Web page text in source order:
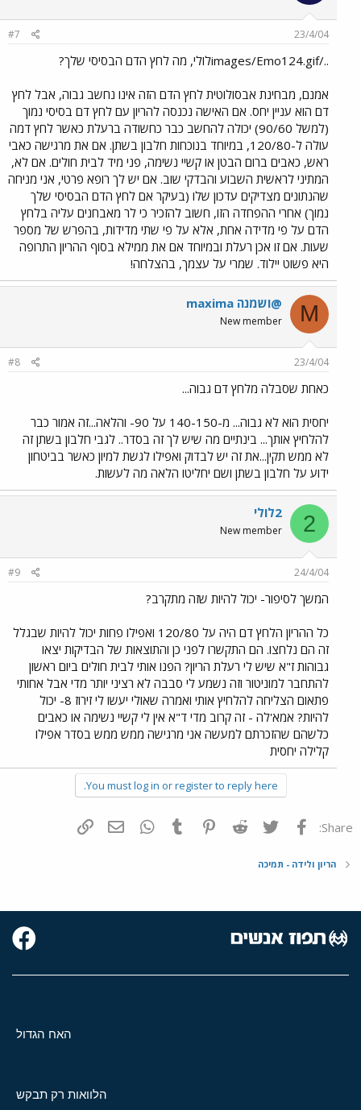
23/4/04
#7
../images/Emo124.gifלולי, מה לחץ הדם הבסיסי שלך?
אמנם, מבחינת אבסולוטית לחץ הדם הזה אינו נחשב גבוה, אבל לחץ
דם הוא עניין יחס. אם האישה נכנסה להריון עם לחץ דם בסיסי נמוך
(למשל 90/60) יכולה להחשב כבר כחשודה ברעלת כאשר לחץ דמה
עולה ל-120/80, במיוחד בנוכחות חלבון בשתן. אם את מרגישה כאבי
ראש, כאבים ברום הבטן או קשיי נשימה, פני מיד לבית חולים. אם לא,
המתיני לראשית השבוע והבדקי שוב. אם יש לך רופא פרטי, אני מניחה
שהנתונים מצדיקים עדכון שלו (בעיקר אם לחץ הדם הבסיסי שלך
נמוך) אחרי ההפחדה הזו, חשוב להזכיר כי לר מאבחנים עליה בלחץ
הדם על פי מדידה אחת, אלא על פי שתי מדידות, בהפרש של מספר
שעות. אם זו אכן רעלת ובמיוחד אם את ממילא בסוף ההריון התרופה
היא פשוט יילוד. שמרי על עצמך, בהצלחה!
M maxima ושמנה@
New member
23/4/04
#8
כאחת שסבלה מלחץ דם גבוה...
יחסית הוא לא גבוה... מ-140-150 על 90- והלאה...זה אמור כבר
להלחיץ אותך... בינתיים מה שיש לך זה בסדר.. לגבי חלבון בשתן זה
לא ממש תקין...את זה יש לבדוק ואפילו לגשת למיון כאשר בביטחון
ידוע על חלבון בשתן ושם יחליטו הלאה מה לעשות.
2 2לולי
New member
24/4/04
#9
המשך לסיפור- יכול להיות שזה מתקרב?
כל ההריון הלחץ דם היה על 120/80 ואפילו פחות יכול להיות שבגלל
זה הם נלחצו. הם התקשרו לפני כן והתוצאות של הבדיקות יצאו
גבוהות ז"א שיש לי רעלת הריון? הפנו אותי לבית חולים ביום ראשון
להתחבר למוניטור וזה נשמע לי סבבה לא רציני יותר מדי אבל אחותי
פתאום הצליחה להלחיץ אותי ואמרה שאולי יעשו לי זירוז 8- יכול
להיות? אמא'לה - זה קרוב מדי ד"א אין לי קשיי נשימה או כאבים
כלשהם שהזכרתם למעשה אני מרגישה ממש ממש בסדר אפילו
קלילה יחסית
You must log in or register to reply here.
Share: פייסבוק Twitter
Reddit
Pinterest
Tumblr
WhatsAppדואר אלקטרוני
הריון ולידה - תמיכה
האח הגדול
הלוואות רק תבקש